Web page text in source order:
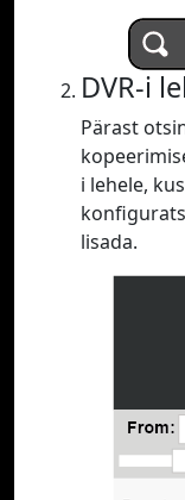
DVR-i
Pärast
i lehele,
lisada.